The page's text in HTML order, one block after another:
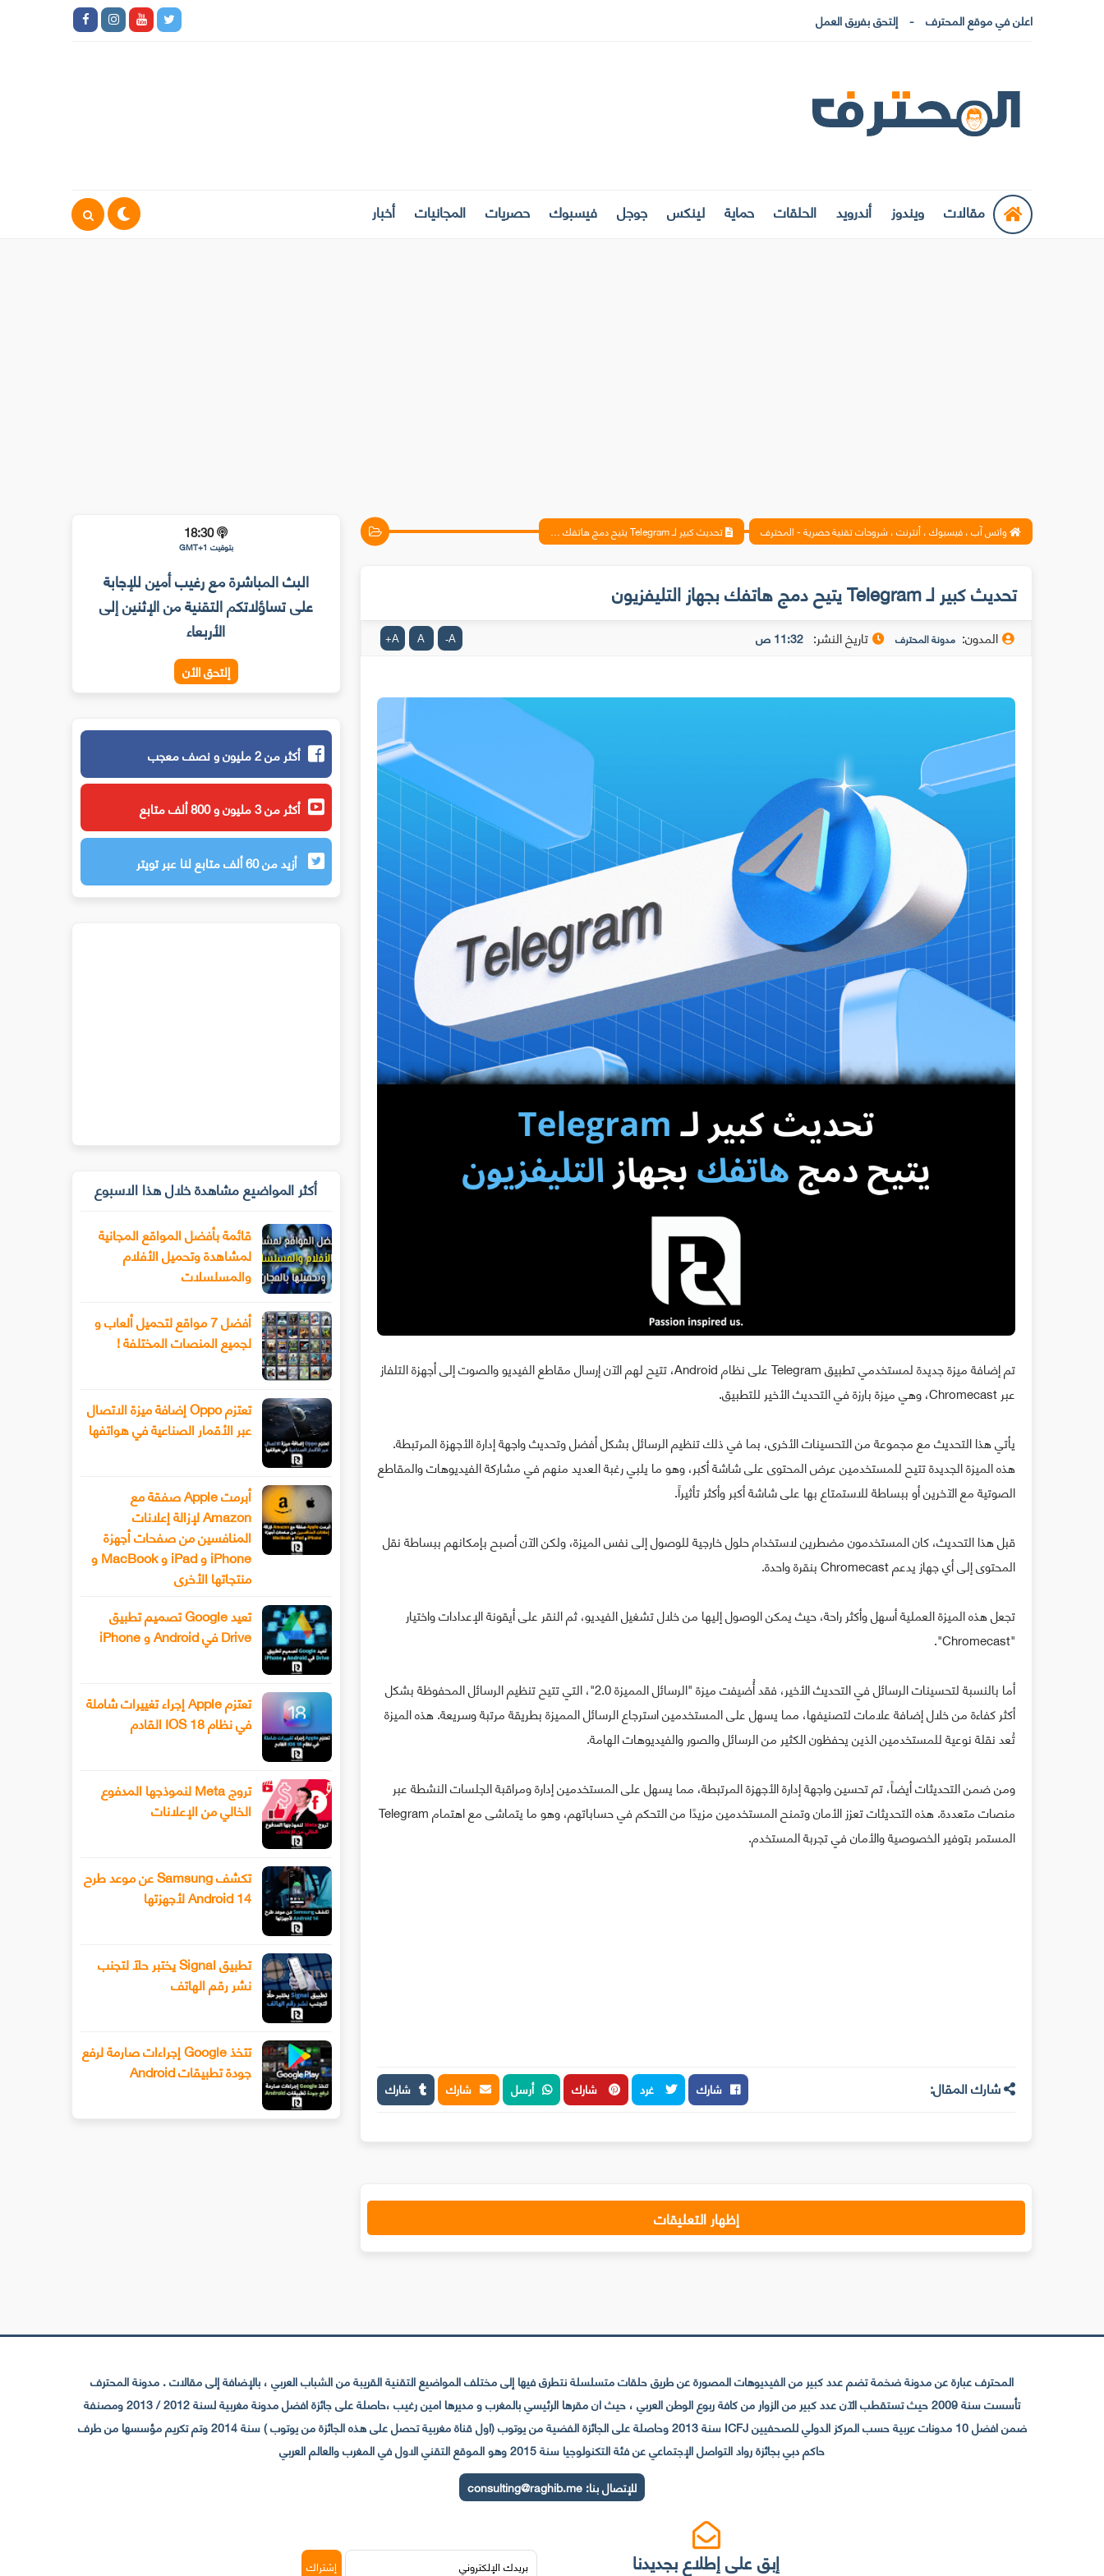
اعلن في موقع المحترف إلتحق بفريق العمل
مقالات ويندوز أندرويد الحلقات حماية لينكس جوجل فيسبوك حصريات المجانيات أخبار
واتس آب ، فيسبوك ، أنترنت ، شروحات تقنية حصرية - المحترف تحديث كبير لـ Telegram يتيح دمج هاتفك بجهاز التليفزيون
تحديث كبير لـ Telegram يتيح دمج هاتفك بجهاز التليفزيون
المدون: مدونة المحترف تاريخ النشر: 11:32 ص A
-
A
A
+
تم إضافة ميزة جديدة لمستخدمي تطبيق Telegram على نظام Android، تتيح لهم الآن إرسال مقاطع الفيديو والصوت إلى أجهزة التلفاز
عبر Chromecast، وهي ميزة بارزة في التحديث الأخير للتطبيق.
يأتي هذا التحديث مع مجموعة من التحسينات الأخرى، بما في ذلك تنظيم الرسائل بشكل أفضل وتحديث واجهة إدارة الأجهزة المرتبطة.
هذه الميزة الجديدة تتيح للمستخدمين عرض المحتوى على شاشة أكبر، وهو ما يلبي رغبة العديد منهم في مشاركة الفيديوهات والمقاطع
الصوتية مع الآخرين أو ببساطة للاستمتاع بها على شاشة أكبر وأكثر تأثيراً.
قبل هذا التحديث، كان المستخدمون مضطرين لاستخدام حلول خارجية للوصول إلى نفس الميزة، ولكن الآن أصبح بإمكانهم ببساطة نقل
المحتوى إلى أي جهاز يدعم Chromecast بنقرة واحدة.
تجعل هذه الميزة العملية أسهل وأكثر راحة، حيث يمكن الوصول إليها من خلال تشغيل الفيديو، ثم النقر على أيقونة الإعدادات واختيار
"Chromecast".
أما بالنسبة لتحسينات الرسائل في التحديث الأخير، فقد أُضيفت ميزة "الرسائل المميزة 2.0"، التي تتيح تنظيم الرسائل المحفوظة بشكل
أكثر كفاءة من خلال إضافة علامات لتصنيفها، مما يسهل على المستخدمين استرجاع الرسائل المميزة بطريقة مرتبة وسريعة. هذه الميزة
تُعد نقلة نوعية للمستخدمين الذين يحفظون الكثير من الرسائل والصور والفيديوهات الهامة.
ومن ضمن التحديثات أيضاً، تم تحسين واجهة إدارة الأجهزة المرتبطة، مما يسهل على المستخدمين إدارة ومراقبة الجلسات النشطة عبر
منصات متعددة. هذه التحديثات تعزز الأمان وتمنح المستخدمين مزيدًا من التحكم في حساباتهم، وهو ما يتماشى مع اهتمام Telegram
المستمر بتوفير الخصوصية والأمان في تجربة المستخدم.
شارك المقال: شارك غرد شارك أرسل شارك شارك
إظهار التعليقات
18:30
بتوقيت GMT+1
البث المباشرة مع رغيب أمين للإجابة
على تساؤلاتكم التقنية من الإثنين إلى
الأربعاء
إلتحق الأن
أكثر من 2 مليون و نصف معجب
أكثر من 3 مليون و 800 ألف متابع
أزيد من 60 ألف متابع لنا عبر تويتر
أكثر المواضيع مشاهدة خلال هذا الاسبوع
قائمة بأفضل المواقع المجانية
لمشاهدة وتحميل الأفلام
والمسلسلات
أفضل 7 مواقع لتحميل ألعاب و
لجميع المنصات المختلفة !
تعتزم Oppo إضافة ميزة الاتصال
عبر الأقمار الصناعية في هواتفها
أبرمت Apple صفقة مع
Amazon لإزالة إعلانات
المنافسين من صفحات أجهزة
iPhone و iPad و MacBook و
منتجاتها الأخرى
تعيد Google تصميم تطبيق
Drive في Android و iPhone
تعتزم Apple إجراء تغييرات شاملة
في نظام IOS 18 القادم
تروج Meta لنموذجها المدفوع
الخالي من الإعلانات
تكشف Samsung عن موعد طرح
Android 14 لأجهزتها
تطبيق Signal يختبر حلًا لتجنب
نشر رقم الهاتف
تتخذ Google إجراءات صارمة لرفع
جودة تطبيقات Android
المحترف عبارة عن مدونة ضخمة تضم عدد كبير من الفيديوهات المصورة عن طريق حلقات متسلسلة نتطرق فيها إلى مختلف المواضيع التقنية القريبة من الشباب العربي ، بالإضافة إلى مقالات . مدونة المحترف
تأسست سنة 2009 حيث تستقطب الآن عدد كبير من الزوار من كافة ربوع الوطن العربي ، حيث ان مقرها الرئيسي بالمغرب و مديرها امين رغيب ،حاصلة على جائزة افضل مدونة مغربية لسنة 2012 / 2013 ومصنفة
ضمن افضل 10 مدونات عربية حسب المركز الدولي للصحفيين ICFJ سنة 2013 وحاصلة على الجائزة الفضية من يوتوب (اول قناة مغربية تحصل على هذه الجائزة من يوتوب ) سنة 2014 وتم تكريم مؤسسها من طرف
حاكم دبي بجائزة رواد التواصل الإجتماعي عن فئة التكنولوجيا سنة 2015 وهو الموقع التقني الاول في المغرب والعالم العربي
للإتصال بنا:consulting@raghib.me
إبق على إطلاع بجديدنا